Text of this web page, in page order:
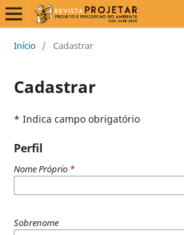
Início / Cadastrar
Cadastrar
* Indica campo obrigatório
Perfil
Nome Próprio *
Sobrenome